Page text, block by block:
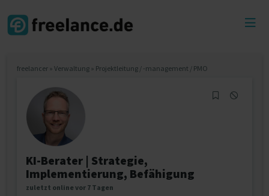
freelancer » Verwaltung » Projektleitung / -management / PMO
KI-Berater | Strategie,
Implementierung, Befähigung
zuletzt online vor 7 Tagen